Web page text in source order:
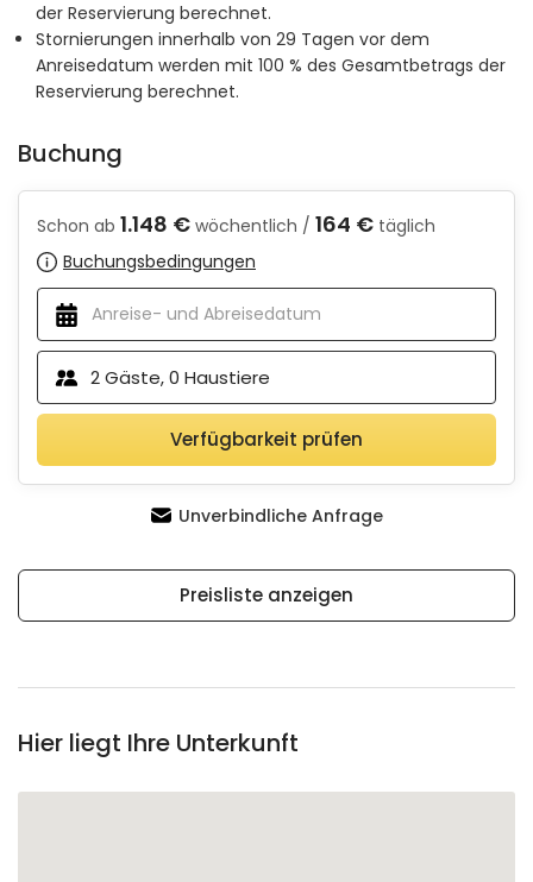
der Reservierung berechnet.
Stornierungen innerhalb von 29 Tagen vor dem
Anreisedatum werden mit 100 % des Gesamtbetrags der
Reservierung berechnet.
Buchung
Schon ab 1.148 € wöchentlich / 164 € täglich
Buchungsbedingungen
2Gäste,0 Haustiere
Verfügbarkeit prüfen
Unverbindliche Anfrage
Preisliste anzeigen
Hier liegt Ihre Unterkunft